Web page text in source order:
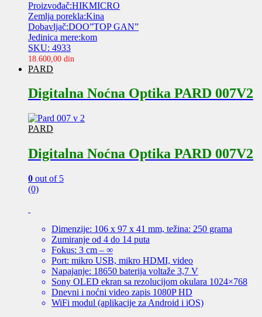
Proizvođač:HIKMICRO
Zemlja porekla:Kina
Dobavljač:DOO”TOP GAN”
Jedinica mere:kom
SKU: 4933
18.600,00 din
PARD
Digitalna Noćna Optika PARD 007V2
PARD
Digitalna Noćna Optika PARD 007V2
0 out of 5
(0)
Dimenzije: 106 x 97 x 41 mm, težina: 250 grama
Zumiranje od 4 do 14 puta
Fokus: 3 cm – ∞
Port: mikro USB, mikro HDMI, video
Napajanje: 18650 baterija voltaže 3,7 V
Sony OLED ekran sa rezolucijom okulara 1024×768
Dnevni i noćni video zapis 1080P HD
WiFi modul (aplikacije za Android i iOS)